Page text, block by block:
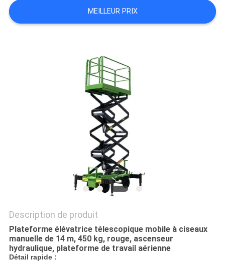
DEMANDEZ
CONFIDENTIALITÉ
MEILLEUR PRIX
Description de produit
Plateforme élévatrice télescopique mobile à ciseaux
manuelle de 14 m, 450 kg, rouge, ascenseur
hydraulique, plateforme de travail aérienne
Détail rapide :